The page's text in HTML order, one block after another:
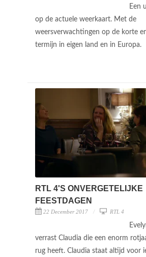
Een
op de actuele weerkaart. Met de
weersverwachtingen op de korte
termijn in eigen land en in Europa.
RTL 4'S ONVERGETELIJKE
FEESTDAGEN
22 December 2017 RTL 4
verrast Claudia die een enorm
rug heeft. Claudia staat altijd voor